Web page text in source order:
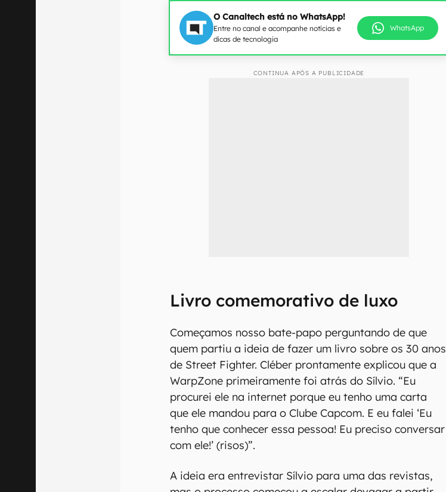
O Canaltech está no WhatsApp!
Entre no canal e acompanhe notícias e
dicas de tecnologia
WhatsApp
CONTINUA APÓS A PUBLICIDADE
Livro comemorativo de luxo
Começamos nosso bate-papo perguntando de que
quem partiu a ideia de fazer um livro sobre os 30 anos
de Street Fighter. Cléber prontamente explicou que a
WarpZone primeiramente foi atrás do Sílvio. “Eu
procurei ele na internet porque eu tenho uma carta
que ele mandou para o Clube Capcom. E eu falei ‘Eu
tenho que conhecer essa pessoa! Eu preciso conversar
com ele!’ (risos)”.
A ideia era entrevistar Sílvio para uma das revistas,